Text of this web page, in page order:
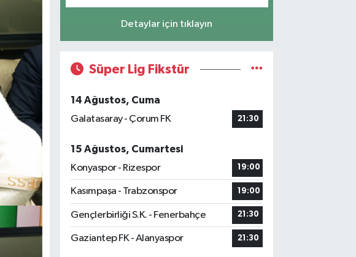
Detaylar için tıklayın
Süper Lig Fikstür
14 Ağustos, Cuma
Galatasaray - Çorum FK
21:30
15 Ağustos, Cumartesi
Konyaspor - Rizespor
19:00
Kasımpaşa - Trabzonspor 19:00
Gençlerbirliği S.K. - Fenerbahçe 21:30
Gaziantep FK - Alanyaspor 21:30